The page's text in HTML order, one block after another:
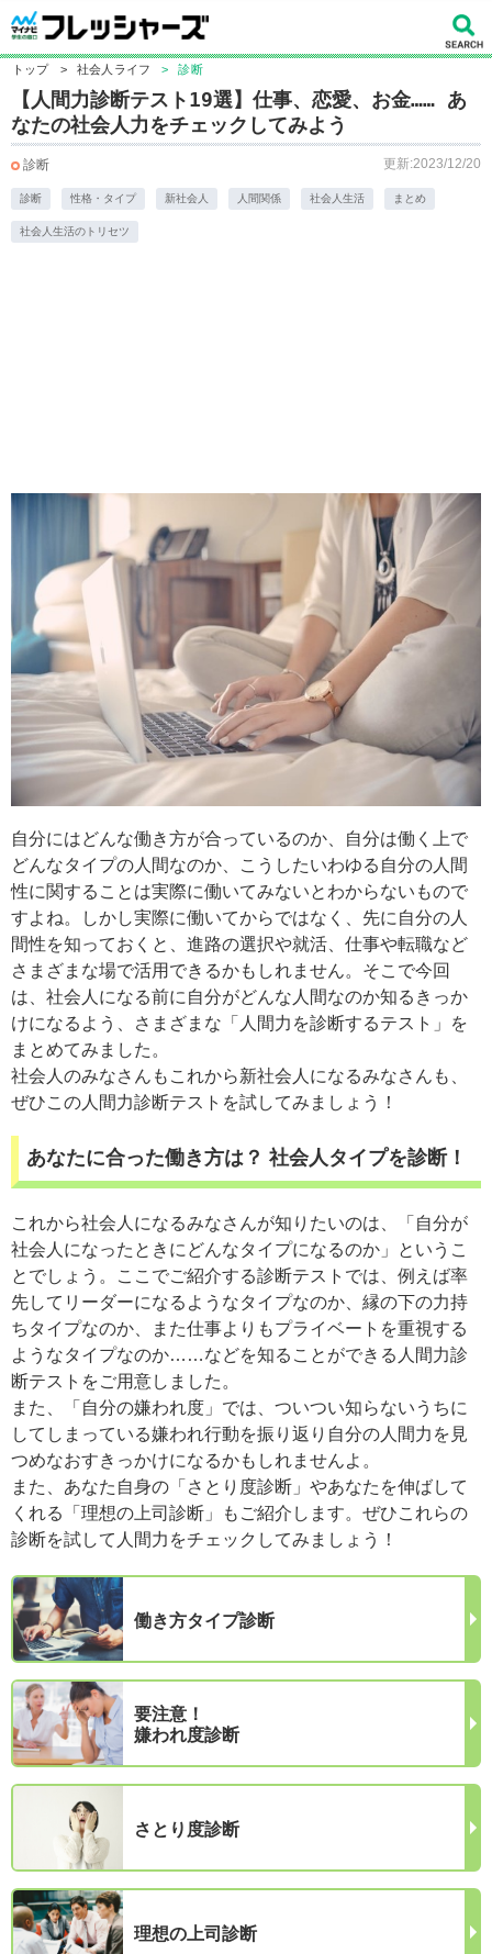
トップ > 社会人ライフ > 診断
【人間力診断テスト19選】仕事、恋愛、お金…… あ
なたの社会人力をチェックしてみよう
診断 更新:2023/12/20
診断 性格・タイプ 新社会人 人間関係 社会人生活 まとめ
社会人生活のトリセツ
自分にはどんな働き方が合っているのか、自分は働く上で
どんなタイプの人間なのか、こうしたいわゆる自分の人間
性に関することは実際に働いてみないとわからないもので
すよね。しかし実際に働いてからではなく、先に自分の人
間性を知っておくと、進路の選択や就活、仕事や転職など
さまざまな場で活用できるかもしれません。そこで今回
は、社会人になる前に自分がどんな人間なのか知るきっか
けになるよう、さまざまな「人間力を診断するテスト」を
まとめてみました。
社会人のみなさんもこれから新社会人になるみなさんも、
ぜひこの人間力診断テストを試してみましょう！
あなたに合った働き方は？ 社会人タイプを診断！
これから社会人になるみなさんが知りたいのは、「自分が
社会人になったときにどんなタイプになるのか」というこ
とでしょう。ここでご紹介する診断テストでは、例えば率
先してリーダーになるようなタイプなのか、縁の下の力持
ちタイプなのか、また仕事よりもプライベートを重視する
ようなタイプなのか……などを知ることができる人間力診
断テストをご用意しました。
また、「自分の嫌われ度」では、ついつい知らないうちに
してしまっている嫌われ行動を振り返り自分の人間力を見
つめなおすきっかけになるかもしれませんよ。
また、あなた自身の「さとり度診断」やあなたを伸ばして
くれる「理想の上司診断」もご紹介します。ぜひこれらの
診断を試して人間力をチェックしてみましょう！
働き方タイプ診断
要注意！
嫌われ度診断
さとり度診断
理想の上司診断